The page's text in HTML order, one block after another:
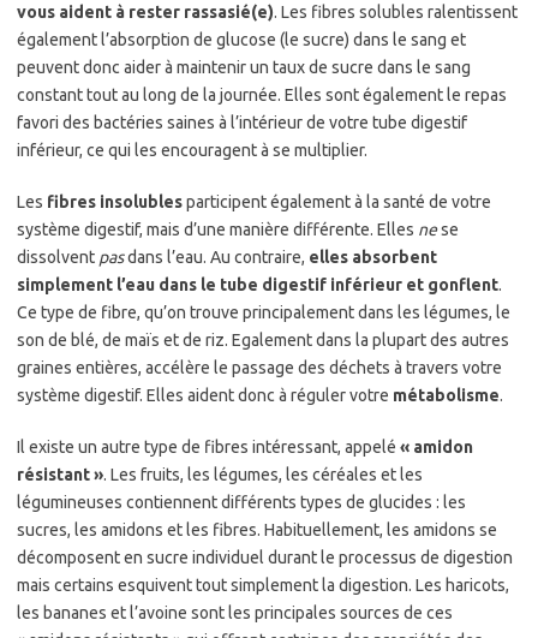
vous aident à rester rassasié(e). Les fibres solubles ralentissent
également l’absorption de glucose (le sucre) dans le sang et
peuvent donc aider à maintenir un taux de sucre dans le sang
constant tout au long de la journée. Elles sont également le repas
favori des bactéries saines à l’intérieur de votre tube digestif
inférieur, ce qui les encouragent à se multiplier.
Les fibres insolublesparticipent également à la santé de votre
système digestif, mais d’une manière différente. Elles nese
dissolvent pasdans l’eau. Au contraire, elles absorbent
simplement l’eau dans le tube digestif inférieur et gonflent.
Ce type de fibre, qu’on trouve principalement dans les légumes, le
son de blé, de maïs et de riz. Egalement dans la plupart des autres
graines entières, accélère le passage des déchets à travers votre
système digestif. Elles aident donc à réguler votre métabolisme.
Il existe un autre type de fibres intéressant, appelé « amidon
résistant ». Les fruits, les légumes, les céréales et les
légumineuses contiennent différents types de glucides : les
sucres, les amidons et les fibres. Habituellement, les amidons se
décomposent en sucre individuel durant le processus de digestion
mais certains esquivent tout simplement la digestion. Les haricots,
les bananes et l’avoine sont les principales sources de ces